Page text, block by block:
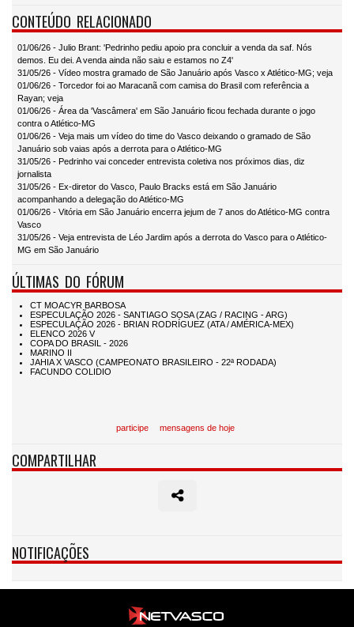
CONTEÚDO RELACIONADO
01/06/26 - Julio Brant: 'Pedrinho pediu apoio pra concluir a venda da saf. Nós
demos. Eu dei. A venda ainda não saiu e estamos no Z4'
31/05/26 - Vídeo mostra gramado de São Januário após Vasco x Atlético-MG; veja
01/06/26 - Torcedor foi ao Maracanã com camisa do Brasil com referência a
Rayan; veja
01/06/26 - Área da 'Vascâmera' em São Januário ficou fechada durante o jogo
contra o Atlético-MG
01/06/26 - Veja mais um vídeo do time do Vasco deixando o gramado de São
Januário sob vaias após a derrota para o Atlético-MG
31/05/26 - Pedrinho vai conceder entrevista coletiva nos próximos dias, diz
jornalista
31/05/26 - Ex-diretor do Vasco, Paulo Bracks está em São Januário
acompanhando a delegação do Atlético-MG
01/06/26 - Vitória em São Januário encerra jejum de 7 anos do Atlético-MG contra
Vasco
31/05/26 - Veja entrevista de Léo Jardim após a derrota do Vasco para o Atlético-
MG em São Januário
ÚLTIMAS DO FÓRUM
participe mensagens de hoje
COMPARTILHAR
NOTIFICAÇÕES